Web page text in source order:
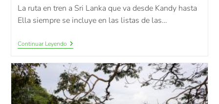
La ruta en tren a Sri Lanka que va desde Kandy hasta
Ella siempre se incluye en las listas de las…
Continuar Leyendo